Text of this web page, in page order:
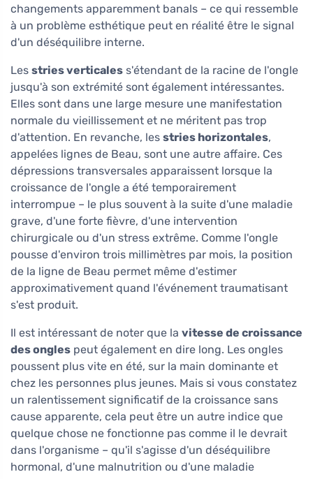
changements apparemment banals – ce qui ressemble
à un problème esthétique peut en réalité être le signal
d'un déséquilibre interne.
Les stries verticales s'étendant de la racine de l'ongle
jusqu'à son extrémité sont également intéressantes.
Elles sont dans une large mesure une manifestation
normale du vieillissement et ne méritent pas trop
d'attention. En revanche, les stries horizontales,
appelées lignes de Beau, sont une autre affaire. Ces
dépressions transversales apparaissent lorsque la
croissance de l'ongle a été temporairement
interrompue – le plus souvent à la suite d'une maladie
grave, d'une forte fièvre, d'une intervention
chirurgicale ou d'un stress extrême. Comme l'ongle
pousse d'environ trois millimètres par mois, la position
de la ligne de Beau permet même d'estimer
approximativement quand l'événement traumatisant
s'est produit.
Il est intéressant de noter que la vitesse de croissance
des ongles peut également en dire long. Les ongles
poussent plus vite en été, sur la main dominante et
chez les personnes plus jeunes. Mais si vous constatez
un ralentissement significatif de la croissance sans
cause apparente, cela peut être un autre indice que
quelque chose ne fonctionne pas comme il le devrait
dans l'organisme – qu'il s'agisse d'un déséquilibre
hormonal, d'une malnutrition ou d'une maladie